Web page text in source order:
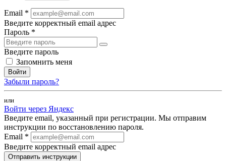
Email *
Введите корректный email адрес
Пароль *
Введите пароль
Запомнить меня
Войти
Забыли пароль?
или
Войти через Яндекс
Введите email, указанный при регистрации. Мы отправим
инструкции по восстановлению пароля.
Email *
Введите корректный email адрес
Отправить инструкции